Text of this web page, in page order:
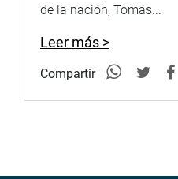
de la nación, Tomás...
Leer más >
Compartir